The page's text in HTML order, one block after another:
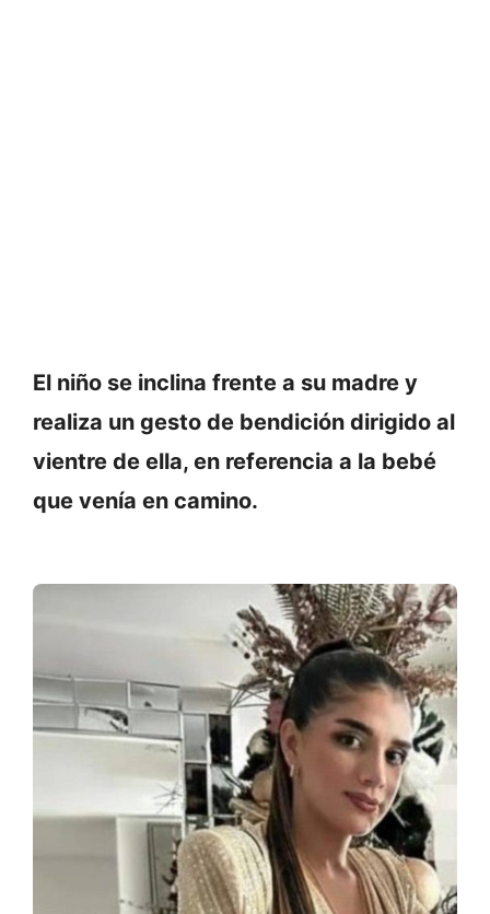
El niño se inclina frente a su madre y
realiza un gesto de bendición dirigido al
vientre de ella, en referencia a la bebé
que venía en camino.